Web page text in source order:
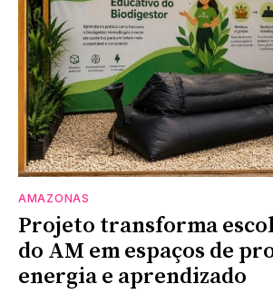
AMAZONAS
Projeto transforma
do AM em espaços de
energia e aprendizado